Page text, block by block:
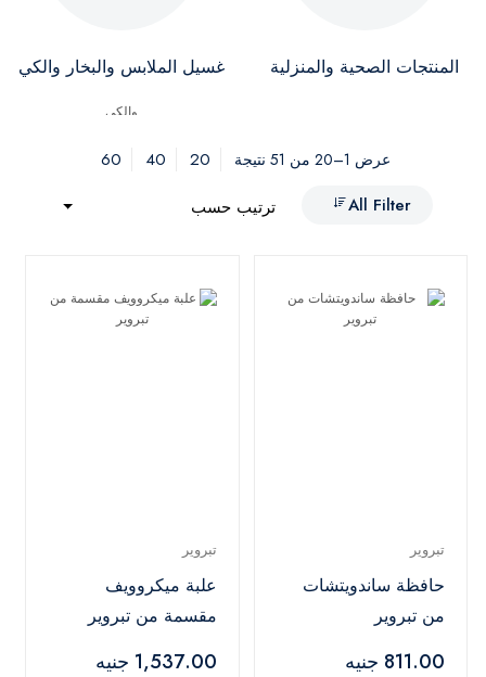
المنتجات الصحية والمنزلية غسيل الملابس والبخار والكي
عرض 1–20 من 51 نتيجة 20
40
60
All Filter
ترتيب حسب
تبروير
حافظة ساندويتشات
من تبروير
811.00 جنيه
تبروير
علبة ميكروويف
مقسمة من تبروير
1,537.00 جنيه